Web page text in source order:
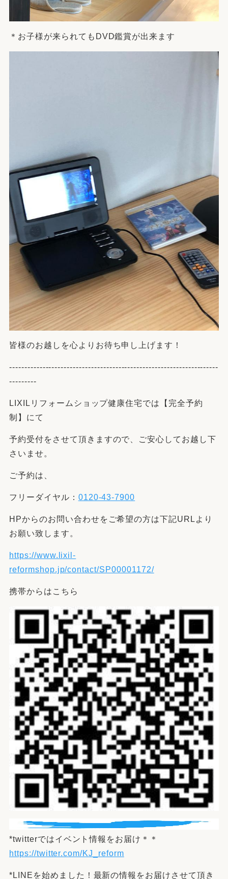
＊お子様が来られてもDVD鑑賞が出来ます
皆様のお越しを心よりお待ち申し上げます！
---------------------------------------------------------------------
---------
LIXILリフォームショップ健康住宅では【完全予約
制】にて
予約受付をさせて頂きますので、ご安心してお越し下
さいませ。
ご予約は、
フリーダイヤル： 0120-43-7900
HPからのお問い合わせをご希望の方は下記URLより
お願い致します。
https://www.lixil-
reformshop.jp/contact/SP00001172/
携帯からはこちら
*twitterではイベント情報をお届け＊＊
https://twitter.com/KJ_reform
*LINEを始めました！最新の情報をお届けさせて頂き